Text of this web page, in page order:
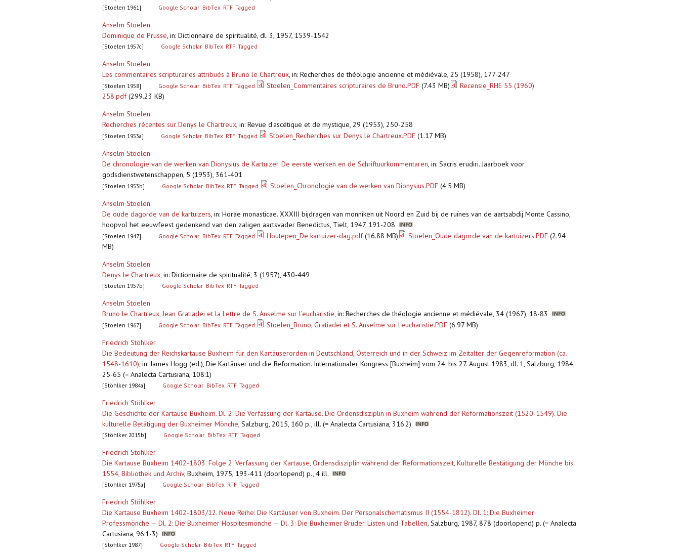
[Stoelen 1961] Google Scholar BibTex RTF Tagged
Anselm Stoelen
Dominique de Prusse, in: Dictionnaire de spiritualité, dl. 3, 1957, 1539-1542
[Stoelen 1957c] Google Scholar BibTex RTF Tagged
Anselm Stoelen
Les commentaires scripturaires attribués à Bruno le Chartreux, in: Recherches de théologie ancienne et médiévale, 25 (1958), 177-247
[Stoelen 1958] Google Scholar BibTex RTF Tagged Stoelen_Commentaires scripturaires de Bruno.PDF (7.43 MB)
Recensie_RHE 55 (1960)
258.pdf(299.23 KB)
Anselm Stoelen
Recherches récentes sur Denys le Chartreux, in: Revue d'ascétique et de mystique, 29 (1953), 250-258
[Stoelen 1953a] Google Scholar BibTex RTF Tagged Stoelen_Recherches sur Denys le Chartreux.PDF (1.17 MB)
Anselm Stoelen
De chronologie van de werken van Dionysius de Kartuizer. De eerste werken en de Schriftuurkommentaren, in: Sacris erudiri. Jaarboek voor
godsdienstwetenschappen, 5 (1953), 361-401
[Stoelen 1953b] Google Scholar BibTex RTF Tagged Stoelen_Chronologie van de werken van Dionysius.PDF (4.5 MB)
Anselm Stoelen
De oude dagorde van de kartuizers, in: Horae monasticae. XXXIII bijdragen van monniken uit Noord en Zuid bij de ruïnes van de aartsabdij Monte Cassino,
hoopvol het eeuwfeest gedenkend van den zaligen aartsvader Benedictus, Tielt, 1947, 191-208
[Stoelen 1947] Google Scholar BibTex RTF Tagged Houtepen_De kartuizer-dag.pdf(16.88 MB) Stoelen_Oude dagorde van de kartuizers.PDF (2.94
MB)
Anselm Stoelen
Denys le Chartreux, in: Dictionnaire de spiritualité, 3 (1957), 430-449
[Stoelen 1957b] Google Scholar BibTex RTF Tagged
Anselm Stoelen
Bruno le Chartreux, Jean Gratiadei et la Lettre de S. Anselme sur l’eucharistie, in: Recherches de théologie ancienne et médiévale, 34 (1967), 18-83
[Stoelen 1967] Google Scholar BibTex RTF Tagged Stoelen_Bruno, Gratiadei et S. Anselme sur l'eucharistie.PDF (6.97 MB)
Friedrich Stöhlker
Die Bedeutung der Reichskartause Buxheim für den Kartäuserorden in Deutschland, Österreich und in der Schweiz im Zeitalter der Gegenreformation (ca.
1548-1610), in: James Hogg (ed.), Die Kartäuser und die Reformation. Internationaler Kongress [Buxheim] vom 24. bis 27. August 1983, dl. 1, Salzburg, 1984,
25-65 (= Analecta Cartusiana, 108:1)
[Stöhlker 1984a] Google Scholar BibTex RTF Tagged
Friedrich Stöhlker
Die Geschichte der Kartause Buxheim. Dl. 2: Die Verfassung der Kartause. Die Ordensdisziplin in Buxheim während der Reformationszeit (1520-1549). Die
kulturelle Betätigung der Buxheimer Mönche, Salzburg, 2015, 160 p., ill. (= Analecta Cartusiana, 316:2)
[Stöhlker 2015b] Google Scholar BibTex RTF Tagged
Friedrich Stöhlker
Die Kartause Buxheim 1402-1803. Folge 2: Verfassung der Kartause, Ordensdisziplin während der Reformationszeit, Kulturelle Bestätigung der Mönche bis
1554, Bibliothek und Archiv, Buxheim, 1975, 193-411 (doorlopend) p., 4 ill.
[Stöhlker 1975a] Google Scholar BibTex RTF Tagged
Friedrich Stöhlker
Die Kartause Buxheim 1402-1803/12. Neue Reihe: Die Kartäuser von Buxheim. Der Personalschematismus II (1554-1812). Dl. 1: Die Buxheimer
Professmönche — Dl. 2: Die Buxheimer Hospitesmönche — Dl. 3: Die Buxheimer Brüder. Listen und Tabellen, Salzburg, 1987, 878 (doorlopend) p. (= Analecta
Cartusiana, 96:1-3)
[Stöhlker 1987] Google Scholar BibTex RTF Tagged